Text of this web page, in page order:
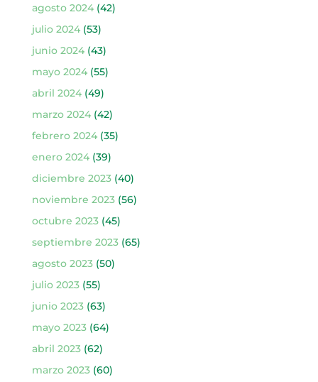
agosto 2024(42)
julio 2024(53)
junio 2024(43)
mayo 2024(55)
abril 2024(49)
marzo 2024(42)
febrero 2024(35)
enero 2024(39)
diciembre 2023(40)
noviembre 2023(56)
octubre 2023(45)
septiembre 2023(65)
agosto 2023(50)
julio 2023(55)
junio 2023(63)
mayo 2023(64)
abril 2023(62)
marzo 2023(60)